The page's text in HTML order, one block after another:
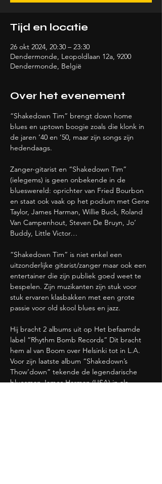
Tijd en locatie
26 okt 2024, 20:30 – 23:30
Dendermonde, Leopoldlaan 12a, 9200
Dendermonde, België
Over het evenement
“Shakedown Tim” brengt down home
blues en uptown boogie zoals die klonk in
de jaren ’40 en ‘50, maar zijn songs zijn
hedendaags.
Zanger-gitarist en “Shakedown Tim”
(ielegems) is geen onbekende in de
blueswereld: oprichter van Fried Bourbon
en staat ook vaak op het podium met Gene
Taylor, James Harman, Willie Buck, Roland
Van Campenhout, Steven De Bruyn, Jo’
Buddy, Little Victor…
“Shakedown Tim” is niet enkel een
uitzonderlijke gitarist/zanger maar ook een
entertainer die zijn publiek goed weet te
bespelen. Zijn muzikanten zijn stuk voor
stuk ervaren klasbakken met een grote
passie voor old skool blues en jazz.
Hij bracht 2 albums uit op Het befaamde
label “Rhythm Bomb Records” Dit bracht
hem al van Boom over Helsinki tot in L.A.
Voor zijn laatste album “Shakedown’s
Thow’down” tekende de legendarische
bluesman James Harman (USA) in als